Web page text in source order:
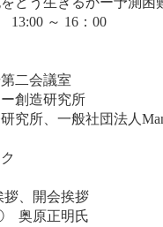
13:00 ～ 16：00
二会議室
創造研究所
究所、一般社団法人
拶、開会挨拶
奥原正明氏